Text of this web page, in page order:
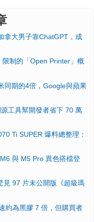
拿大男子靠ChatGPT，成
制的「Open Printer」概
同期的4倍，Google與蘋果
工具幫開發者省下 70 萬
Ti SUPER 爆料總整理：
與 M5 Pro 異色搭檔登
見 97 片未公開版《超級瑪
約為黑膠 7 倍，但購買者